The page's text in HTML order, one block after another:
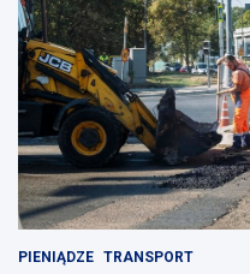
PIENIĄDZE TRANSPORT